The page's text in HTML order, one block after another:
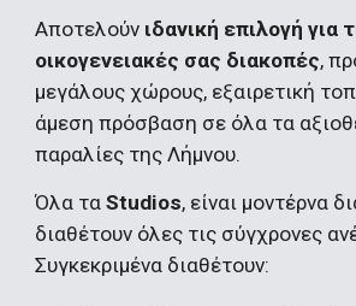
Αποτελούν ιδανική επιλογή για
οικογενειακές σας διακοπές,
μεγάλους χώρους, εξαιρετική
άμεση πρόσβαση σε όλα τα
παραλίες της Λήμνου.
Όλα τα Studios, είναι μοντέρνα
διαθέτουν όλες τις σύγχρονες
Συγκεκριμένα διαθέτουν: